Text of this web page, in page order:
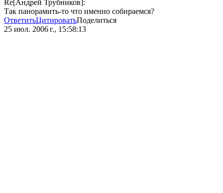
Re[Андрей Трубников]:
Так панорамить-то что именно собираемся?
ОтветитьЦитироватьПоделиться
25 июл. 2006 г., 15:58:13